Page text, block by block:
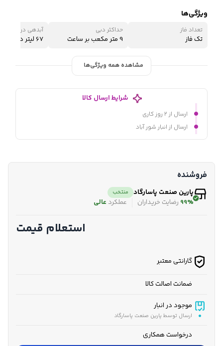
ویژگی‌ها
تعداد فاز
تک فاز
حداکثر دبی
9 متر مکعب بر ساعت
آبدهی در نقطه
67 لیتر در دقیقه
مشاهده همه ویژگی‌ها
شرایط ارسال کالا
ارسال از ۲ روز کاری
ارسال از انبار شور آباد
فروشنده
پارین صنعت پاسارگاد منتخب
99% رضایت خریداران عملکرد عالی
استعلام قیمت
گارانتی معتبر
ضمانت اصالت کالا
موجود در انبار
ارسال توسط پارین صنعت پاسارگاد
درخواست همکاری